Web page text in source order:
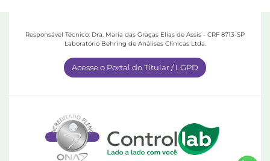
Responsável Técnico: Dra. Maria das Graças Elias de Assis - CRF 8713-SP
Laboratório Behring de Análises Clínicas Ltda.
Acesse o Portal do Titular / LGPD